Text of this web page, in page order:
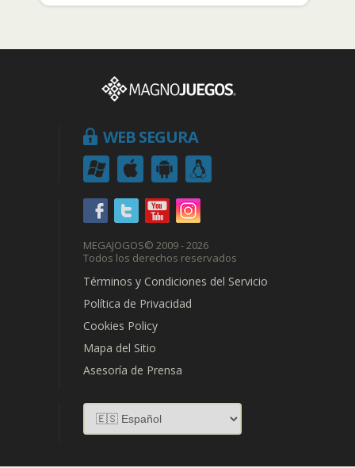
WEB SEGURA
MEGAJOGOS© 2009 - 2026
Todos los derechos reservados
Términos y Condiciones del Servicio
Política de Privacidad
Cookies Policy
Mapa del Sitio
Asesoría de Prensa